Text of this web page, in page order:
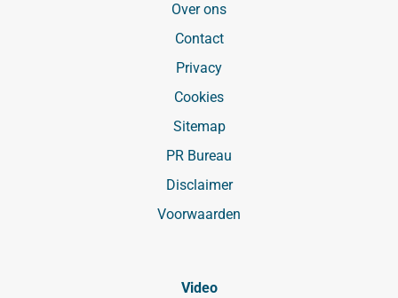
Over ons
Contact
Privacy
Cookies
Sitemap
PR Bureau
Disclaimer
Voorwaarden
Video